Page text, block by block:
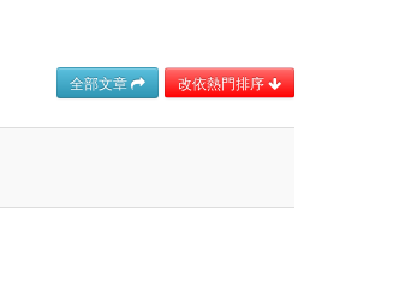
改依熱門排序
全部文章